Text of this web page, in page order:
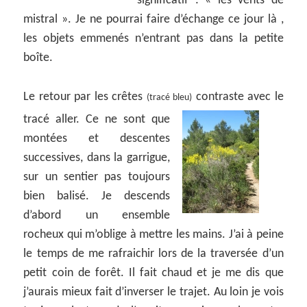
mistral ». Je ne pourrai faire d’échange ce jour là ,
les objets emmenés n’entrant pas dans la petite
boîte.
Le retour par les crêtes (tracé bleu) contraste avec le
tracé aller. Ce ne sont que
montées et descentes
successives, dans la garrigue,
sur un sentier pas toujours
bien balisé. Je descends
d’abord un ensemble
rocheux qui m’oblige à mettre les mains. J’ai à peine
le temps de me rafraichir lors de la traversée d’un
petit coin de forêt. Il fait chaud et je me dis que
j’aurais mieux fait d’inverser le trajet. Au loin je vois